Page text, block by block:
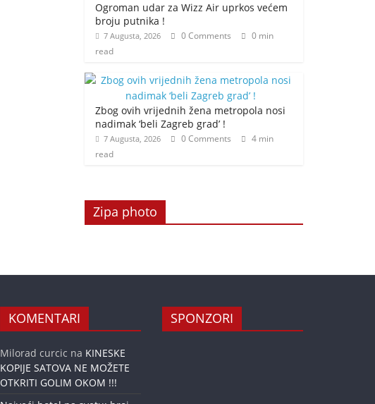
Ogroman udar za Wizz Air uprkos većem
broju putnika !
7 Augusta, 2026 0 Comments
0 min
read
Zbog ovih vrijednih žena metropola nosi
nadimak ‘beli Zagreb grad’ !
7 Augusta, 2026 0 Comments
4 min
read
Zipa photo
KOMENTARI
Milorad curcic na KINESKE
KOPIJE SATOVA NE MOŽETE
OTKRITI GOLIM OKOM !!!
SPONZORI